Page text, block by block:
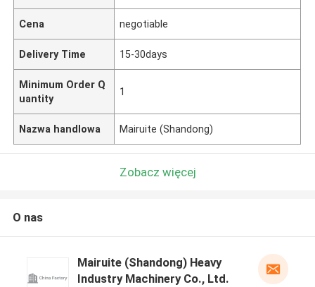
Cena negotiable
Delivery Time 15-30days
Minimum Order Q
uantity
1
Nazwa handlowa Mairuite (Shandong)
Zobacz więcej
O nas
Mairuite (Shandong) Heavy
Industry Machinery Co., Ltd.